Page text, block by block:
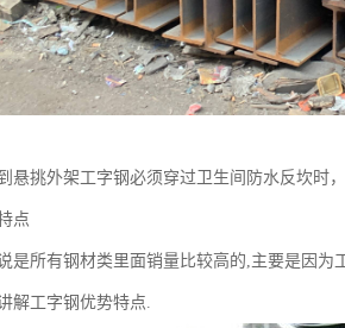
悬挑外架工字钢必须穿过卫生间防水反坎时
点
是所有钢材类里面销量比较高的,主要是因
解工字钢优势特点.